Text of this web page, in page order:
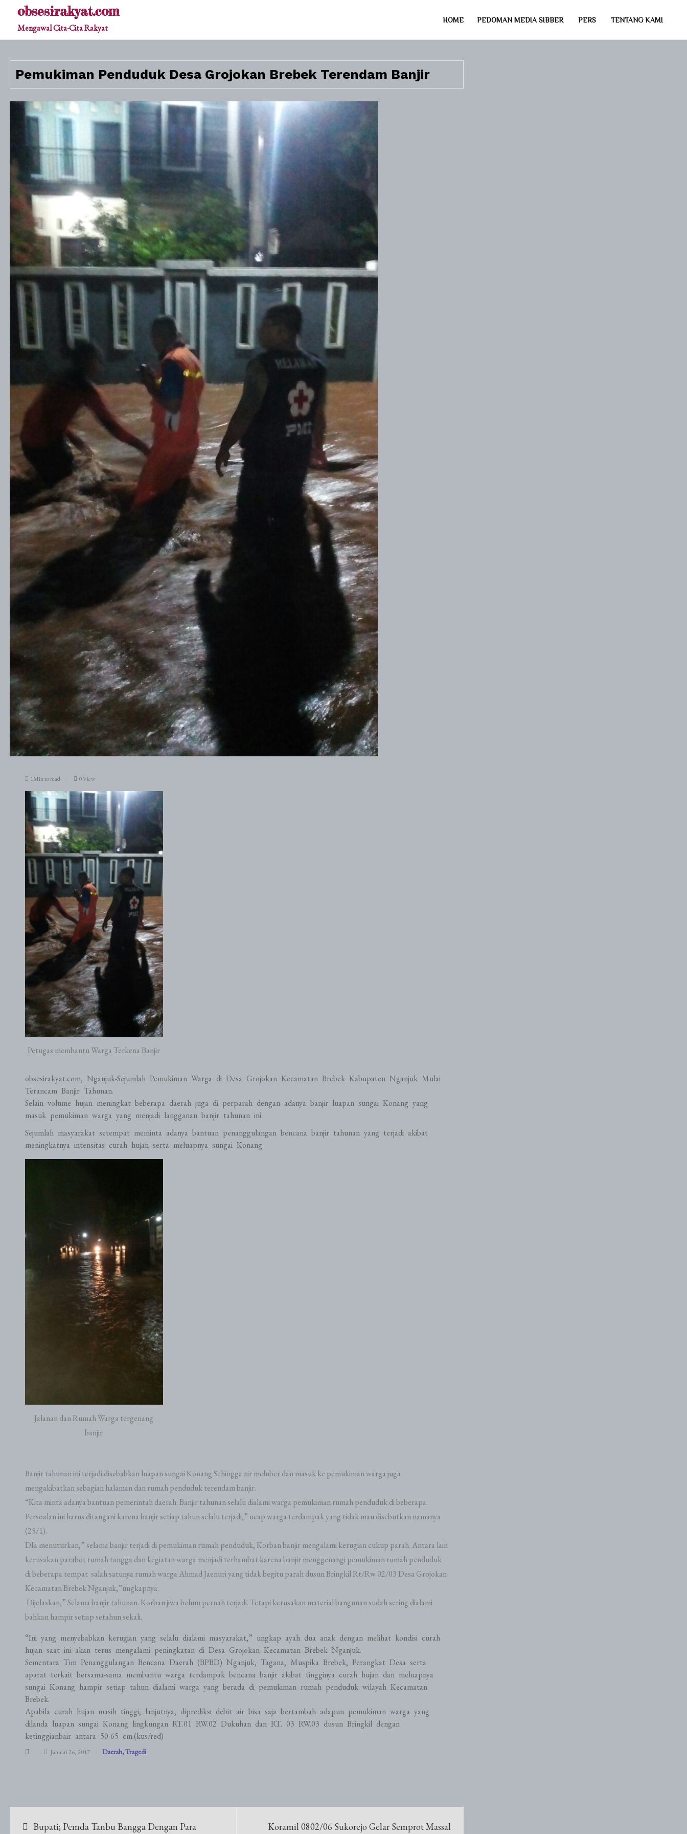
obsesirakyat.com
Mengawal Cita-Cita Rakyat
HOME PEDOMAN MEDIA SIBBER PERS TENTANG KAMI
Pemukiman Penduduk Desa Grojokan Brebek Terendam Banjir
1Min to read 0 View
Petugas membantu Warga Terkena Banjir
obsesirakyat.com, Nganjuk-Sejumlah Pemukiman Warga di Desa Grojokan Kecamatan Brebek Kabupaten Nganjuk Mulai
Terancam Banjir Tahunan.
Selain volume hujan meningkat beberapa daerah juga di perparah dengan adanya banjir luapan sungai Konang yang
masuk pemukiman warga yang menjadi langganan banjir tahunan ini.
Sejumlah masyarakat setempat meminta adanya bantuan penanggulangan bencana banjir tahunan yang terjadi akibat
meningkatnya intensitas curah hujan serta meluapnya sungai Konang.
Jalanan dan Rumah Warga tergenang
banjir
Banjir tahunan ini terjadi disebabkan luapan sungai Konang Sehingga air meluber dan masuk ke pemukiman warga juga
mengakibatkan sebagian halaman dan rumah penduduk terendam banjir.
“Kita minta adanya bantuan pemerintah daerah. Banjir tahunan selalu dialami warga pemukiman rumah penduduk di beberapa.
Persoalan ini harus ditangani karena banjir setiap tahun selalu terjadi,” ucap warga terdampak yang tidak mau disebutkan namanya
(25/1).
DIa menuturkan,” selama banjir terjadi di pemukiman rumah penduduk, Korban banjir mengalami kerugian cukup parah. Antara lain
kerusakan parabot rumah tangga dan kegiatan warga menjadi terhambat karena banjir menggenangi pemukiman rumah penduduk
di beberapa tempat salah satunya rumah warga Ahmad Jaenuri yang tidak begitu parah dusun Bringkil Rt/Rw 02/03 Desa Grojokan
Kecamatan Brebek Nganjuk,”ungkapnya.
Dijelaskan,” Selama banjir tahunan. Korban jiwa belum pernah terjadi. Tetapi kerusakan material bangunan sudah sering dialami
bahkan hampir setiap setahun sekali.
“Ini yang menyebabkan kerugian yang selalu dialami masyarakat,” ungkap ayah dua anak dengan melihat kondisi curah
hujan saat ini akan terus mengalami peningkatan di Desa Grojokan Kecamatan Brebek Nganjuk.
Sementara Tim Penanggulangan Bencana Daerah (BPBD) Nganjuk, Tagana, Muspika Brebek, Perangkat Desa serta
aparat terkait bersama-sama membantu warga terdampak bencana banjir akibat tingginya curah hujan dan meluapnya
sungai Konang hampir setiap tahun dialami warga yang berada di pemukiman rumah penduduk wilayah Kecamatan
Brebek.
Apabila curah hujan masih tinggi, lanjutnya, diprediksi debit air bisa saja bertambah adapun pemukiman warga yang
dilanda luapan sungai Konang lingkungan RT.01 RW.02 Dukuhan dan RT. 03 RW.03 dusun Bringkil dengan
ketinggianbair antara 50-65 cm.(kus/red)
Januari 26, 2017 Daerah Tragedi
Navigasi
Bupati; Pemda Tanbu Bangga Dengan Para Koramil 0802/06 Sukorejo Gelar Semprot Massal